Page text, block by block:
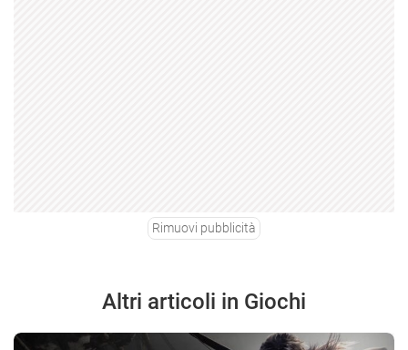
Rimuovi pubblicità
Altri articoli in Giochi